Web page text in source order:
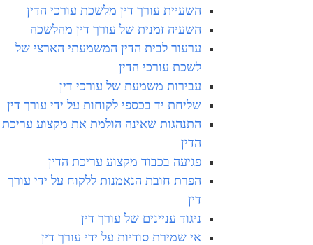
השעיית עורך דין מלשכת עורכי הדין
השעיה זמנית של עורך דין מהלשכה
ערעור לבית הדין המשמעתי הארצי של
לשכת עורכי הדין
עבירות משמעת של עורכי דין
שליחת יד בכספי לקוחות על ידי עורך דין
התנהגות שאינה הולמת את מקצוע עריכת
הדין
פגיעה בכבוד מקצוע עריכת הדין
הפרת חובת הנאמנות ללקוח על ידי עורך
דין
ניגוד עניינים של עורך דין
אי שמירת סודיות על ידי עורך דין